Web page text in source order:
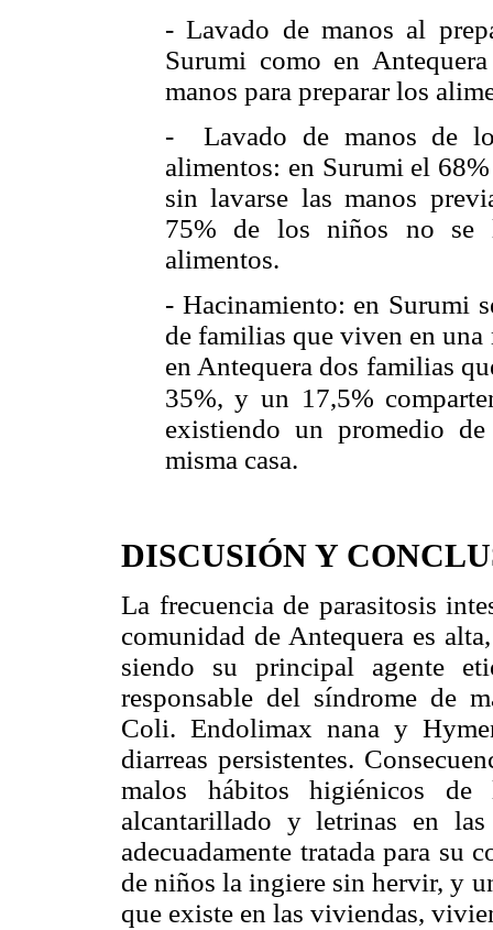
- Lavado de manos al
Surumi como en
manos para preparar los
- Lavado de manos de
alimentos: en Surumi el
sin lavarse las manos
75% de los niños no se
alimentos.
- Hacinamiento: en Surumi
de familias que viven en una
en Antequera dos familias
35%, y un 17,5%
existiendo un promedio
misma casa.
DISCUSIÓN Y
La frecuencia de parasitosis
comunidad de Antequera es
siendo su principal agente
responsable del síndrome de
Coli. Endolimax nana y
diarreas persistentes.
malos hábitos higiénicos
alcantarillado y letrinas en
adecuadamente tratada para su
de niños la ingiere sin hervir, y
que existe en las viviendas,